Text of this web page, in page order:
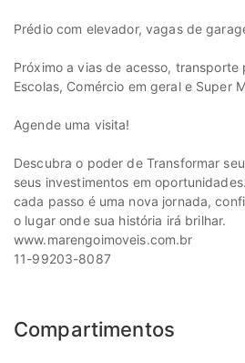
Prédio com elevador, vagas de
Próximo a vias de acesso, transporte
Escolas, Comércio em geral e Super
Agende uma visita!
Descubra o poder de Transformar
seus investimentos em
cada passo é uma nova jornada,
o lugar onde sua história irá brilhar.
www.marengoimoveis.com.br
11-99203-8087
Compartimentos